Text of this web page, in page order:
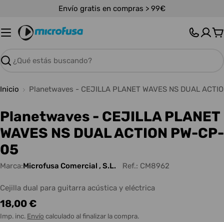
contenido
Envío gratis en compras > 99€
Buscar
Inicio Planetwaves - CEJILLA PLANET WAVES NS DUAL
Planetwaves - CEJILLA PLANET
WAVES NS DUAL ACTION PW-CP-
05
Marca:Microfusa Comercial , S.L. Ref.: CM8962
Cejilla dual para guitarra acústica y eléctrica
Precio
habitual
18,00 €
Imp. inc. Envío calculado al finalizar la compra.